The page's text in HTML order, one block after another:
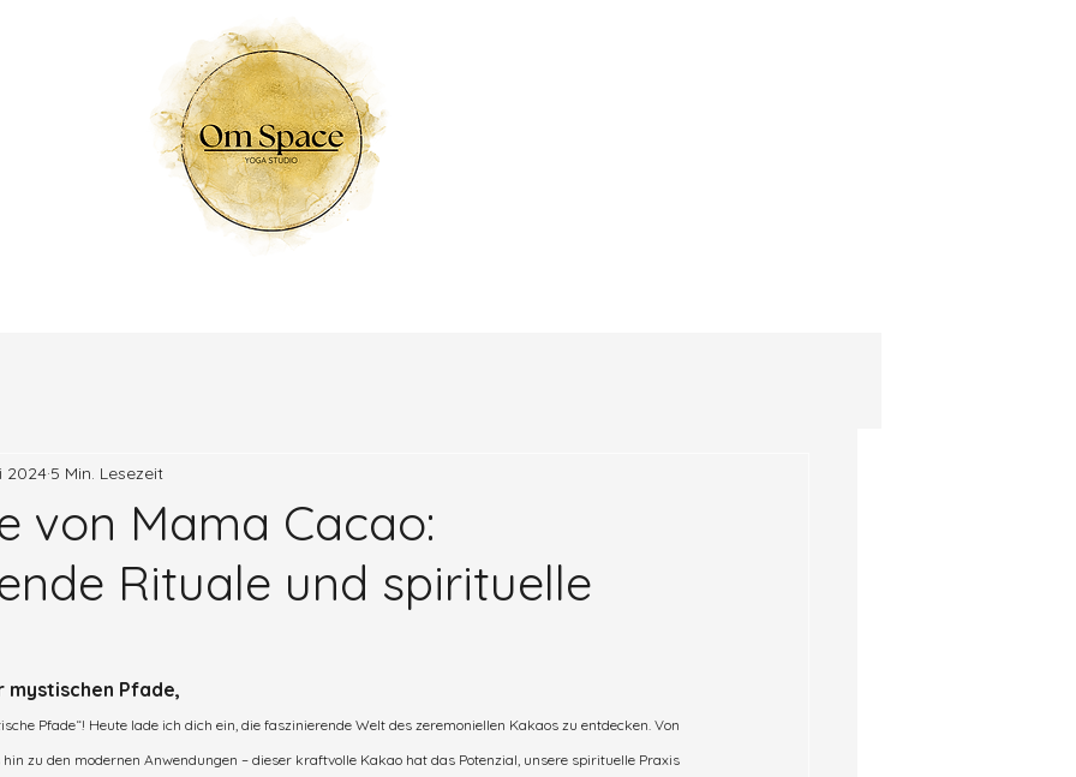
von Mama Cacao:
Rituale und spirituelle
2024 5 Min. Lesezeit
mystischen Pfade,
Pfade“! Heute lade ich dich ein, die faszinierende Welt des zeremoniellen Kakaos zu entdecken. Von
zu den modernen Anwendungen – dieser kraftvolle Kakao hat das Potenzial, unsere spirituelle Praxis